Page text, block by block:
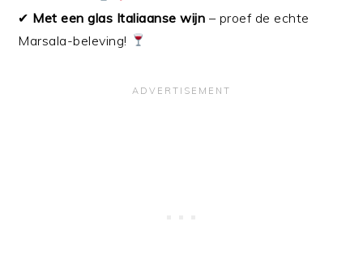
✔ Met een glas Italiaanse wijn – proef de echte
Marsala-beleving!